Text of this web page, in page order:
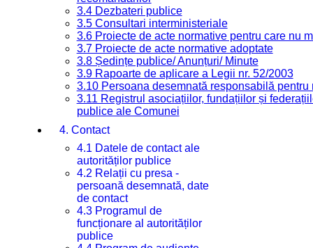
3.4 Dezbateri publice
3.5 Consultari interministeriale
3.6 Proiecte de acte normative pentru care nu
3.7 Proiecte de acte normative adoptate
3.8 Ședințe publice/ Anunțuri/ Minute
3.9 Rapoarte de aplicare a Legii nr. 52/2003
3.10 Persoana desemnată responsabilă
3.11 Registrul asociațiilor, fundațiilor și
publice ale Comunei
4. Contact
4.1 Datele de contact ale
autorităților publice
4.2 Relații cu presa -
persoană desemnată, date
de contact
4.3 Programul de
funcționare al autorităților
publice